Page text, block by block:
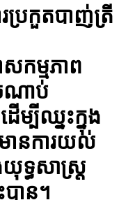
រកួតបាញ់ត្រី
កម្មភាព
ណាប់
ើម្បីឈ្នះក្នុង
មានការយល់
ទ្ធសាស្ត្រ
ាន។